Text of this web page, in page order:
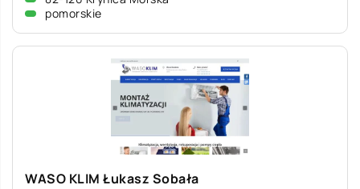
pomorskie
WASO KLIM Łukasz Sobała